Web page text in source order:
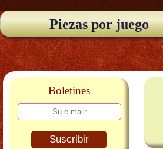
Piezas por juego
Boletines
Suscribir